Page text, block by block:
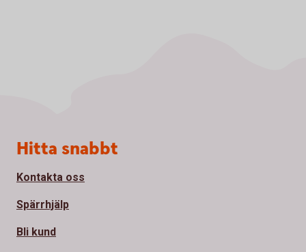
Sidfot
Hitta snabbt
Kontakta oss
Spärrhjälp
Bli kund